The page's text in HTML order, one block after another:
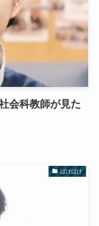
会科教師が見た
ばけばけ